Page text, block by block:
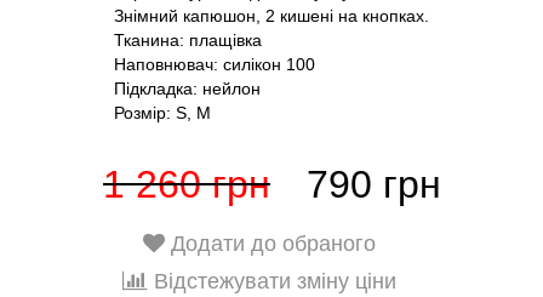
Знімний капюшон, 2 кишені на кнопках.
Тканина: плащівка
Наповнювач: силікон 100
Підкладка: нейлон
Розмір: S, M
1 260 грн 790 грн
Додати до обраного
Відстежувати зміну ціни